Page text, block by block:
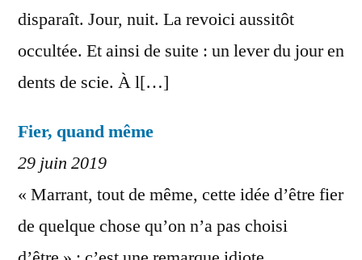
disparaît. Jour, nuit. La revoici aussitôt
occultée. Et ainsi de suite : un lever du jour en
dents de scie. À l[…]
Fier, quand même
29 juin 2019
« Marrant, tout de même, cette idée d’être fier
de quelque chose qu’on n’a pas choisi